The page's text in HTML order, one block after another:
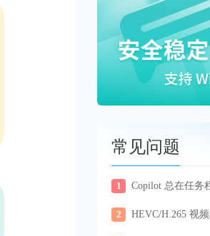
常见问题
1
Copilot 总在任务
2
HEVC/H.265 视